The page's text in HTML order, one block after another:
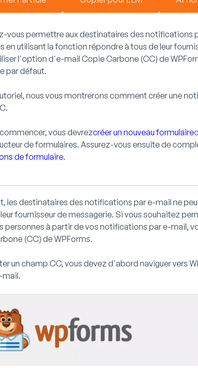
vous permettre aux destinataires des notifications
en utilisant la fonction répondre à tous de leur
l'option d'e-mail Copie Carbone (CC) de
par défaut.
nous vous montrerons comment créer une
vous devrezcréer un nouveau formulaire
de formulaires. Assurez-vous ensuite de
de formulaire.
les destinataires des notifications par e-mail ne
fournisseur de messagerie. Si vous souhaitez
personnes à partir de vos notifications par e-mail,
(CC) de WPForms.
un champ CC, vous devez d'abord naviguer vers
mail.